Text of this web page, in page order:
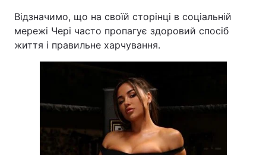
Відзначимо, що на своїй сторінці в соціальній
мережі Чері часто пропагує здоровий спосіб
життя і правильне харчування.